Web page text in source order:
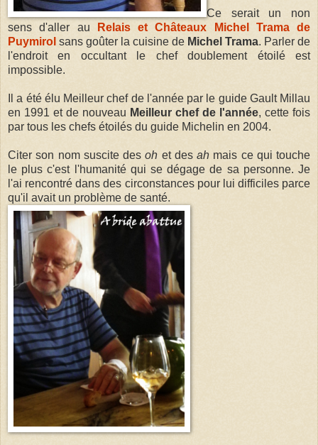
Ce serait un non
sens d'aller au
Relais et Châteaux Michel Trama de
Puymirol sans goûter la cuisine de Michel Trama. Parler de
l'endroit en occultant le chef doublement étoilé est
impossible.
Il a été élu Meilleur chef de l'année par le guide Gault Millau
en 1991 et de nouveau Meilleur chef de l'année, cette fois
par tous les chefs étoilés du guide Michelin en 2004.
Citer son nom suscite desoh et des ah mais ce qui touche
le plus c'est l'humanité qui se dégage de sa personne. Je
l'ai rencontré dans des circonstances pour lui difficiles parce
qu'il avait un problème de santé.